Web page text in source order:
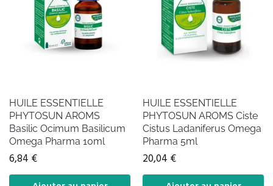
HUILE ESSENTIELLE
PHYTOSUN AROMS
Basilic Ocimum Basilicum
Omega Pharma 10ml
6,84 €
HUILE ESSENTIELLE
PHYTOSUN AROMS Ciste
Cistus Ladaniferus Omega
Pharma 5ml
20,04 €